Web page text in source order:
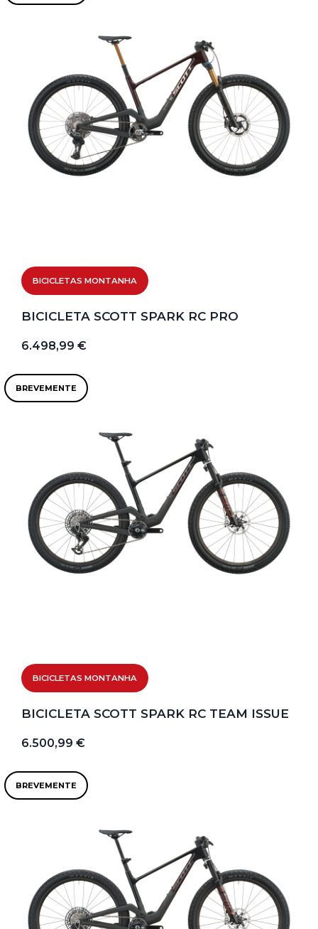
BICICLETAS MONTANHA
BICICLETA SCOTT SPARK RC PRO
6.498,99 €
BREVEMENTE
BICICLETAS MONTANHA
BICICLETA SCOTT SPARK RC TEAM ISSUE
6.500,99 €
BREVEMENTE